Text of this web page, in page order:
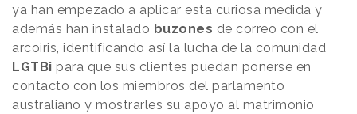
ya han empezado a aplicar esta curiosa medida y
además han instalado buzones de correo con el
arcoiris, identificando así la lucha de la comunidad
LGTBi para que sus clientes puedan ponerse en
contacto con los miembros del parlamento
australiano y mostrarles su apoyo al matrimonio